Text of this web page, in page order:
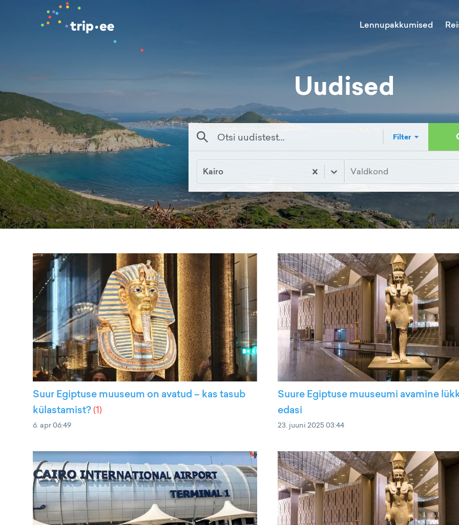
Lennupakkumised
Uudised
Filter
Kairo Valdkond
Suur Egiptuse muuseum on avatud – kas tasub
külastamist?(1)
6. apr 06:49
Suure Egiptuse muuseumi avamine
edasi
23. juuni 2025 03:44